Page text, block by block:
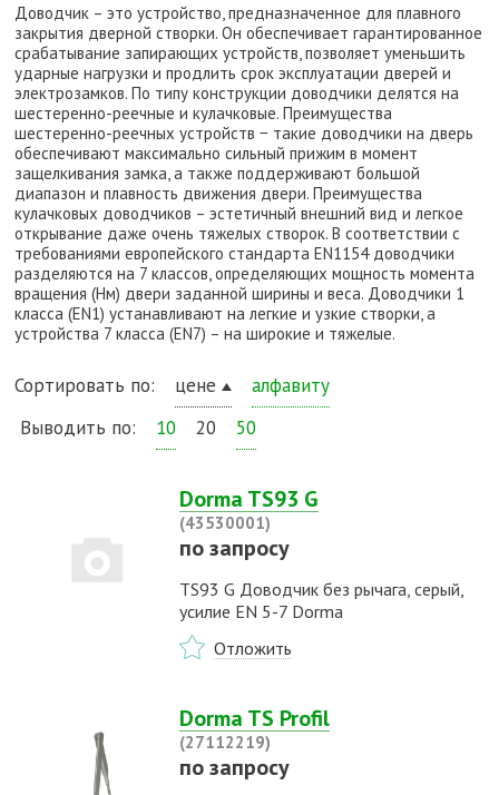
Доводчик – это устройство, предназначенное для плавного
закрытия дверной створки. Он обеспечивает гарантированное
срабатывание запирающих устройств, позволяет уменьшить
ударные нагрузки и продлить срок эксплуатации дверей и
электрозамков. По типу конструкции доводчики делятся на
шестеренно-реечные и кулачковые. Преимущества
шестеренно-реечных устройств − такие доводчики на дверь
обеспечивают максимально сильный прижим в момент
защелкивания замка, а также поддерживают большой
диапазон и плавность движения двери. Преимущества
кулачковых доводчиков – эстетичный внешний вид и легкое
открывание даже очень тяжелых створок. В соответствии с
требованиями европейского стандарта EN1154 доводчики
разделяются на 7 классов, определяющих мощность момента
вращения (Нм) двери заданной ширины и веса. Доводчики 1
класса (EN1) устанавливают на легкие и узкие створки, а
устройства 7 класса (EN7) – на широкие и тяжелые.
Сортировать по: цене
алфавиту
Выводить по:
10 20 50
Dorma TS93 G
(43530001)
по запросу
TS93 G Доводчик без рычага, серый,
усилие EN 5-7 Dorma
Отложить
Dorma TS Profil
(27112219)
по запросу